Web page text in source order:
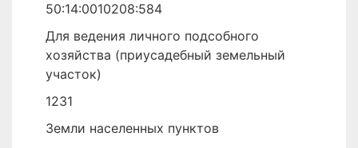
50:14:0010208:584
Для ведения личного подсобного
хозяйства (приусадебный земельный
участок)
1231
Земли населенных пунктов